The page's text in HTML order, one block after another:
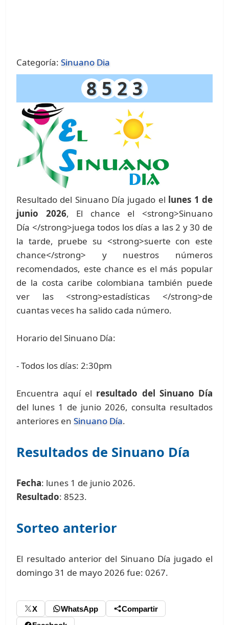
Categoría:Sinuano Dia
8 5 2 3
Resultado del Sinuano Día jugado el lunes 1 de
junio 2026, El chance el <strong>Sinuano
Día </strong>juega todos los días a las 2 y 30 de
la tarde, pruebe su <strong>suerte con este
chance</strong> y nuestros números
recomendados, este chance es el más popular
de la costa caribe colombiana también puede
ver las <strong>estadísticas </strong>de
cuantas veces ha salido cada número.
Horario del Sinuano Día:
- Todos los días: 2:30pm
Encuentra aquí el resultado del Sinuano Día
del lunes 1 de junio 2026, consulta resultados
anteriores enSinuano Día.
Resultados de Sinuano Día
Fecha: lunes 1 de junio 2026.
Resultado: 8523.
Sorteo anterior
El resultado anterior del Sinuano Día jugado el
domingo 31 de mayo 2026 fue: 0267.
X WhatsApp
Compartir